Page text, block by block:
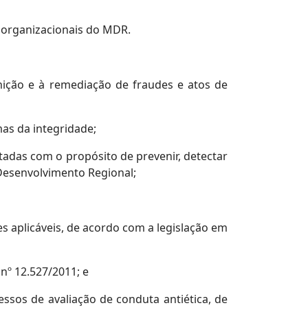
do MDR.
e à remediação de fraudes e atos de
da integridade;
com o propósito de prevenir, detectar
Regional;
aplicáveis, de acordo com a legislação em
12.527/2011; e
de avaliação de conduta antiética, de